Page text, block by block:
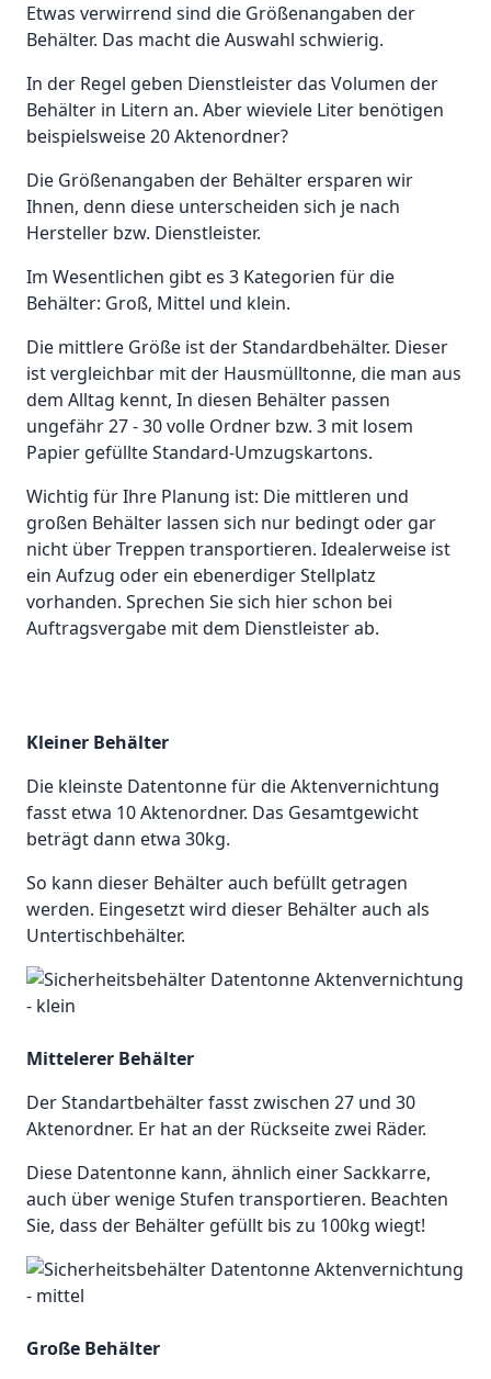
Etwas verwirrend sind die Größenangaben der
Behälter. Das macht die Auswahl schwierig.
In der Regel geben Dienstleister das Volumen der
Behälter in Litern an. Aber wieviele Liter benötigen
beispielsweise 20 Aktenordner?
Die Größenangaben der Behälter ersparen wir
Ihnen, denn diese unterscheiden sich je nach
Hersteller bzw. Dienstleister.
Im Wesentlichen gibt es 3 Kategorien für die
Behälter: Groß, Mittel und klein.
Die mittlere Größe ist der Standardbehälter. Dieser
ist vergleichbar mit der Hausmülltonne, die man aus
dem Alltag kennt, In diesen Behälter passen
ungefähr 27 - 30 volle Ordner bzw. 3 mit losem
Papier gefüllte Standard-Umzugskartons.
Wichtig für Ihre Planung ist: Die mittleren und
großen Behälter lassen sich nur bedingt oder gar
nicht über Treppen transportieren. Idealerweise ist
ein Aufzug oder ein ebenerdiger Stellplatz
vorhanden. Sprechen Sie sich hier schon bei
Auftragsvergabe mit dem Dienstleister ab.
Kleiner Behälter
Die kleinste Datentonne für die Aktenvernichtung
fasst etwa 10 Aktenordner. Das Gesamtgewicht
beträgt dann etwa 30kg.
So kann dieser Behälter auch befüllt getragen
werden. Eingesetzt wird dieser Behälter auch als
Untertischbehälter.
Mittelerer Behälter
Der Standartbehälter fasst zwischen 27 und 30
Aktenordner. Er hat an der Rückseite zwei Räder.
Diese Datentonne kann, ähnlich einer Sackkarre,
auch über wenige Stufen transportieren. Beachten
Sie, dass der Behälter gefüllt bis zu 100kg wiegt!
Große Behälter